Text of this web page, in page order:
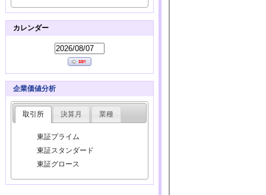
カレンダー
企業価値分析
取引所 決算月 業種
東証プライム
東証スタンダード
東証グロース